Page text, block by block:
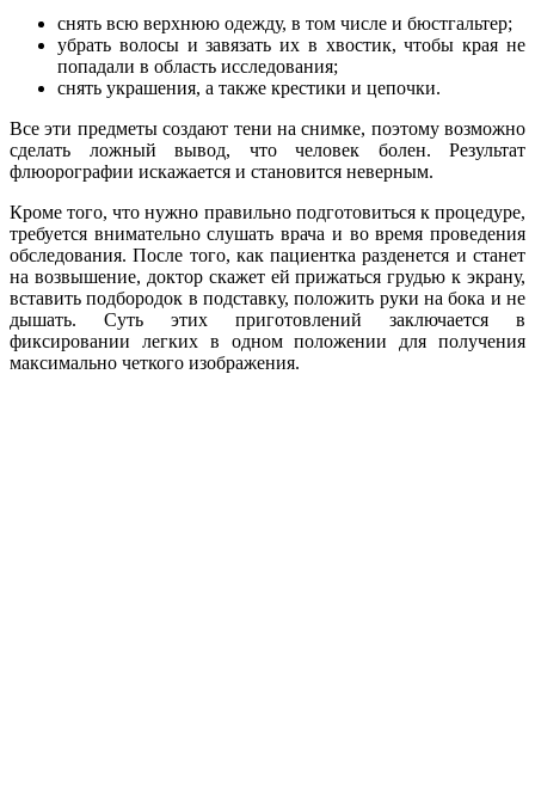
снять всю верхнюю одежду, в том числе и бюстгальтер;
убрать волосы и завязать их в хвостик, чтобы края не
попадали в область исследования;
снять украшения, а также крестики и цепочки.
Все эти предметы создают тени на снимке, поэтому возможно
сделать ложный вывод, что человек болен. Результат
флюорографии искажается и становится неверным.
Кроме того, что нужно правильно подготовиться к процедуре,
требуется внимательно слушать врача и во время проведения
обследования. После того, как пациентка разденется и станет
на возвышение, доктор скажет ей прижаться грудью к экрану,
вставить подбородок в подставку, положить руки на бока и не
дышать. Суть этих приготовлений заключается в
фиксировании легких в одном положении для получения
максимально четкого изображения.